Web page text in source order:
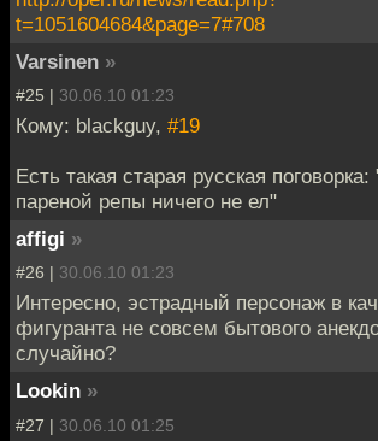
t=1051604684&page=7#708
Varsinen »
#25 | 30.06.10 01:23
Кому: blackguy, #19
Есть такая старая русская
пареной репы ничего не ел"
affigi »
#26 | 30.06.10 01:23
Интересно, эстрадный персонаж в
фигуранта не совсем бытового
случайно?
Lookin »
#27 | 30.06.10 01:25